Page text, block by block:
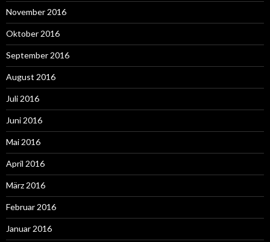
November 2016
Oktober 2016
September 2016
August 2016
Juli 2016
Juni 2016
Mai 2016
April 2016
März 2016
Februar 2016
Januar 2016